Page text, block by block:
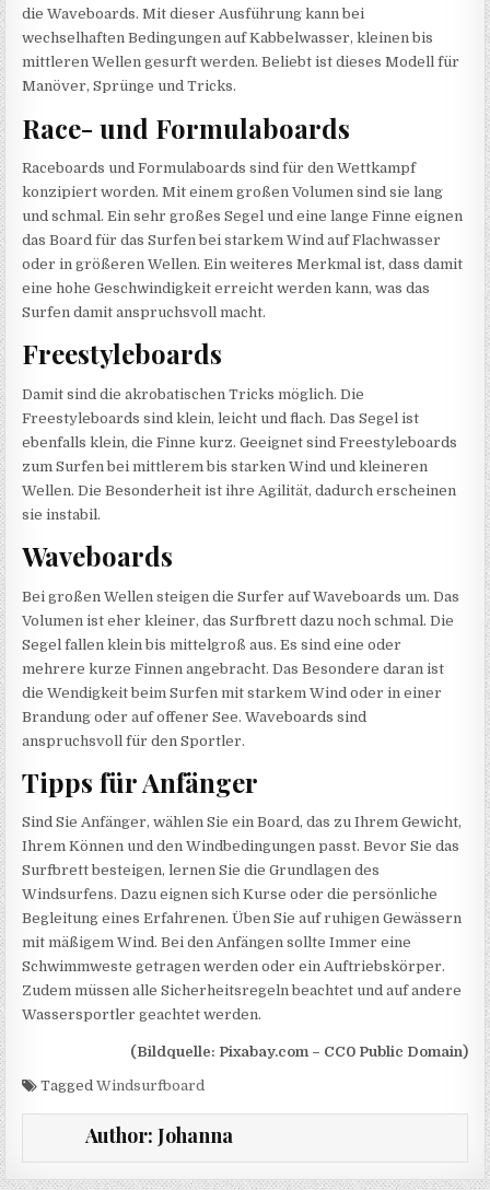
die Waveboards. Mit dieser Ausführung kann bei
wechselhaften Bedingungen auf Kabbelwasser, kleinen bis
mittleren Wellen gesurft werden. Beliebt ist dieses Modell für
Manöver, Sprünge und Tricks.
Race- und Formulaboards
Raceboards und Formulaboards sind für den Wettkampf
konzipiert worden. Mit einem großen Volumen sind sie lang
und schmal. Ein sehr großes Segel und eine lange Finne eignen
das Board für das Surfen bei starkem Wind auf Flachwasser
oder in größeren Wellen. Ein weiteres Merkmal ist, dass damit
eine hohe Geschwindigkeit erreicht werden kann, was das
Surfen damit anspruchsvoll macht.
Freestyleboards
Damit sind die akrobatischen Tricks möglich. Die
Freestyleboards sind klein, leicht und flach. Das Segel ist
ebenfalls klein, die Finne kurz. Geeignet sind Freestyleboards
zum Surfen bei mittlerem bis starken Wind und kleineren
Wellen. Die Besonderheit ist ihre Agilität, dadurch erscheinen
sie instabil.
Waveboards
Bei großen Wellen steigen die Surfer auf Waveboards um. Das
Volumen ist eher kleiner, das Surfbrett dazu noch schmal. Die
Segel fallen klein bis mittelgroß aus. Es sind eine oder
mehrere kurze Finnen angebracht. Das Besondere daran ist
die Wendigkeit beim Surfen mit starkem Wind oder in einer
Brandung oder auf offener See. Waveboards sind
anspruchsvoll für den Sportler.
Tipps für Anfänger
Sind Sie Anfänger, wählen Sie ein Board, das zu Ihrem Gewicht,
Ihrem Können und den Windbedingungen passt. Bevor Sie das
Surfbrett besteigen, lernen Sie die Grundlagen des
Windsurfens. Dazu eignen sich Kurse oder die persönliche
Begleitung eines Erfahrenen. Üben Sie auf ruhigen Gewässern
mit mäßigem Wind. Bei den Anfängen sollte Immer eine
Schwimmweste getragen werden oder ein Auftriebskörper.
Zudem müssen alle Sicherheitsregeln beachtet und auf andere
Wassersportler geachtet werden.
(Bildquelle: Pixabay.com – CC0 Public Domain)
TaggedWindsurfboard
Author: Johanna